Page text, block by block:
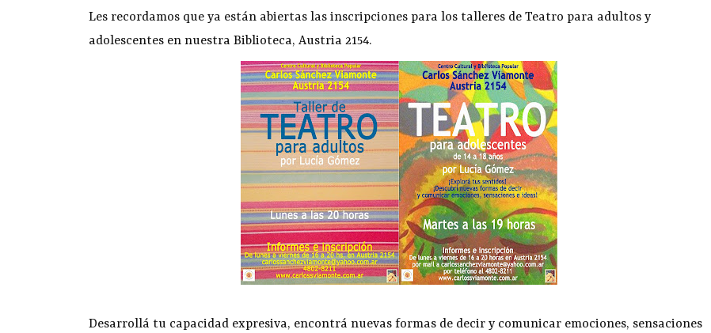
Les recordamos que ya están abiertas las inscripciones para los talleres de Teatro para adultos y
adolescentes en nuestra Biblioteca, Austria 2154.
Desarrollá tu capacidad expresiva, encontrá nuevas formas de decir y comunicar emociones, sensaciones